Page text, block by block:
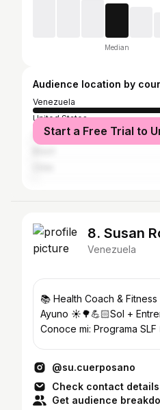
Median
Audience location by
Venezuela
United States
Colombia
Start a Free Trial to
8. Susan
Venezuela
📚 Health Coach &
Ayuno ☀️🌳💪🏻Sol +
Conoce mi: Programa SLF
@su.cuerposano
Check contact details
Get audience